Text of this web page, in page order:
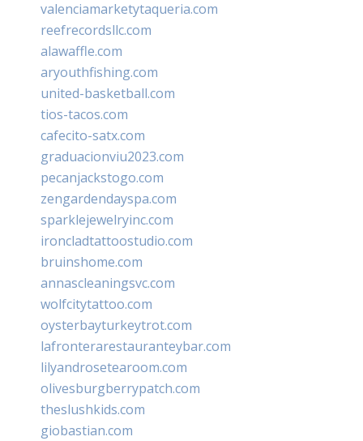
valenciamarketytaqueria.com
reefrecordsllc.com
alawaffle.com
aryouthfishing.com
united-basketball.com
tios-tacos.com
cafecito-satx.com
graduacionviu2023.com
pecanjackstogo.com
zengardendayspa.com
sparklejewelryinc.com
ironcladtattoostudio.com
bruinshome.com
annascleaningsvc.com
wolfcitytattoo.com
oysterbayturkeytrot.com
lafronterarestauranteybar.com
lilyandrosetearoom.com
olivesburgberrypatch.com
theslushkids.com
giobastian.com